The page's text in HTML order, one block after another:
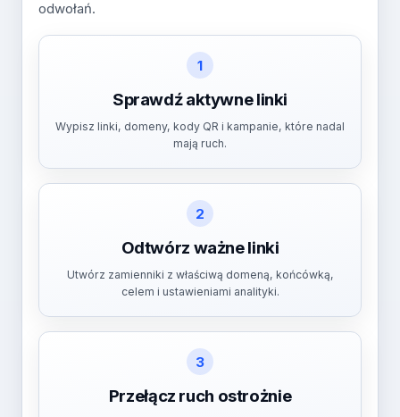
odwołań.
1
Sprawdź aktywne linki
Wypisz linki, domeny, kody QR i kampanie, które nadal
mają ruch.
2
Odtwórz ważne linki
Utwórz zamienniki z właściwą domeną, końcówką,
celem i ustawieniami analityki.
3
Przełącz ruch ostrożnie